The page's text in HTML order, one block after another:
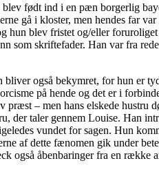
født ind i en pæn borgerlig
gå i kloster, men hendes far
hun blev fristet og/eller
skriftefader. Han var fra
også bekymret, for hun er
på hende og det er i
– men hans elskede hustru
der taler gennem Louise. Han
vundet for sagen. Hun
af dette fænomen gik under
også åbenbaringer fra en